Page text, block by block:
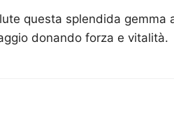
questa splendida gemma
donando forza e vitalità.